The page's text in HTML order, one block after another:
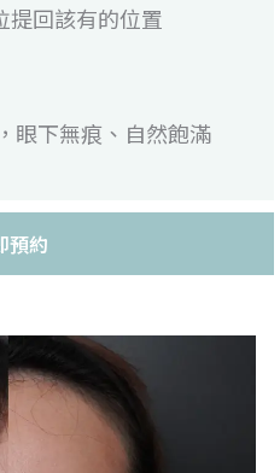
提回該有的位置
眼下無痕、自然飽滿
預約